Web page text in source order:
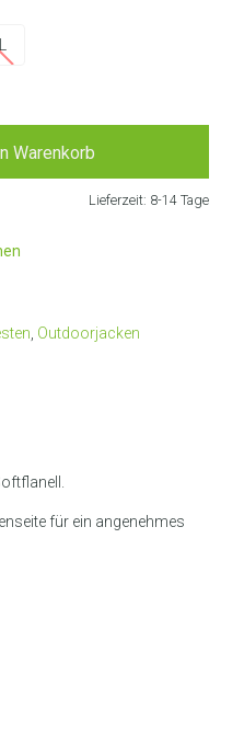
Warenkorb
Lieferzeit: 8-14 Tage
Outdoorjacken
für ein angenehmes